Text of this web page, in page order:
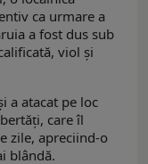
ca urmare a
a fost dus sub
viol și
a atacat pe loc
care îl
zile, apreciind-o
blândă.